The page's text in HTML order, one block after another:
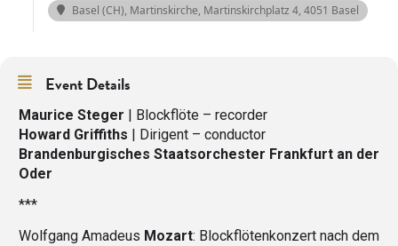
Basel (CH), Martinskirche, Martinskirchplatz 4, 4051 Basel
Event Details
Maurice Steger | Blockflöte – recorder
Howard Griffiths | Dirigent – conductor
Brandenburgisches Staatsorchester Frankfurt an der
Oder
***
Wolfgang Amadeus Mozart: Blockflötenkonzert nach dem